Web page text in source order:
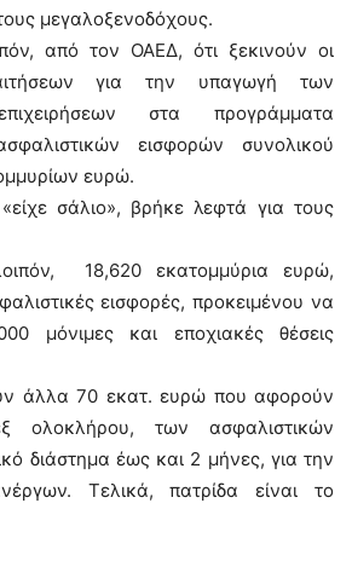
μεγαλοξενοδόχους.
από τον ΟΑΕΔ, ότι ξεκινούν οι
για την υπαγωγή των
στα προγράμματα
εισφορών συνολικού
ευρώ.
σάλιο», βρήκε λεφτά για τους
18,620 εκατομμύρια ευρώ,
εισφορές, προκειμένου να
μόνιμες και εποχιακές θέσεις
άλλα 70 εκατ. ευρώ που αφορούν
ολοκλήρου, των ασφαλιστικών
διάστημα έως και 2 μήνες, για την
Τελικά, πατρίδα είναι το